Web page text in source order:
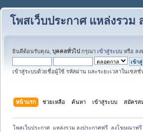
โพสเว็บประกาศ แหล่งรว
ยินดีต้อนรับคุณ, บุคคลทั่วไป กรุณา เข้าสู่ระบบ หรือ ลง
เข้าสู่ระบบด้วยชื่อผู้ใช้ รหัสผ่าน และระยะเวลาในเซสชั่
หน้าแรก ช่วยเหลือ ค้นหา เข้าสู่ระบบ สมัครส
โพสเว็บประกาศ  แหล่งรวม ลงประกาศฟรี  ลงโฆษณาฟรี